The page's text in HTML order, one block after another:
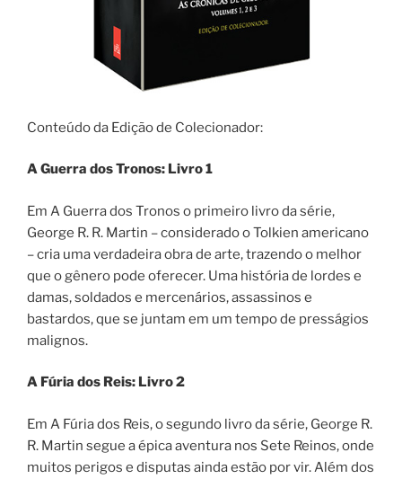
Conteúdo da Edição de Colecionador:
A Guerra dos Tronos: Livro 1
Em A Guerra dos Tronos o primeiro livro da série,
George R. R. Martin – considerado o Tolkien americano
– cria uma verdadeira obra de arte, trazendo o melhor
que o gênero pode oferecer. Uma história de lordes e
damas, soldados e mercenários, assassinos e
bastardos, que se juntam em um tempo de presságios
malignos.
A Fúria dos Reis: Livro 2
Em A Fúria dos Reis, o segundo livro da série, George R.
R. Martin segue a épica aventura nos Sete Reinos, onde
muitos perigos e disputas ainda estão por vir. Além dos